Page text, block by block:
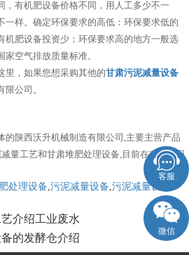
，有机肥设备价格不同，用人工多少不一
一样。确定环保要求的高低：环保要求低的
机肥设备投资少；环保要求高的地方一般选
空气排放质量标准。
里，如果您想采购其他的甘肃污泥减量设备
公司。
的陕西沃升机械制造有限公司,主要主营产品
量工艺和甘肃堆肥处理设备,目前在市场上已
处理设备 ,污泥减量设备 ,污泥减量设备厂
介绍工业废水
的发酵仓介绍
客服
微信